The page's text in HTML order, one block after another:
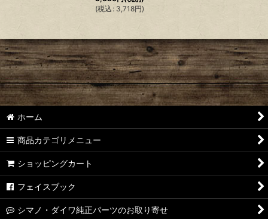
(税込 : 3,718円)
ホーム
商品カテゴリメニュー
ショッピングカート
フェイスブック
シマノ・ダイワ純正パーツのお取り寄せ